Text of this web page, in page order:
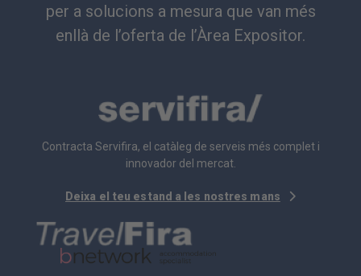
per a solucions a mesura que van més
enllà de l’oferta de l’Àrea Expositor.
Contracta Servifira, el catàleg de serveis més complet i
innovador del mercat.
Deixa el teu estand a les nostres mans